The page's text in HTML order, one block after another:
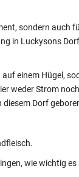
sondern auch
in Luckysons
einem Hügel,
weder Strom
diesem Dorf
wie wichtig